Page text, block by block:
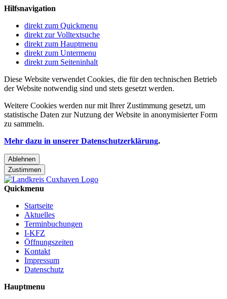
Hilfsnavigation
direkt zum Quickmenu
direkt zur Volltextsuche
direkt zum Hauptmenu
direkt zum Untermenu
direkt zum Seiteninhalt
Diese Website verwendet Cookies, die für den technischen Betrieb
der Website notwendig sind und stets gesetzt werden.
Weitere Cookies werden nur mit Ihrer Zustimmung gesetzt, um
statistische Daten zur Nutzung der Website in anonymisierter Form
zu sammeln.
Mehr dazu in unserer Datenschutzerklärung.
Ablehnen
Zustimmen
Quickmenu
Startseite
Aktuelles
Terminbuchungen
I-KFZ
Öffnungszeiten
Kontakt
Impressum
Datenschutz
Hauptmenu